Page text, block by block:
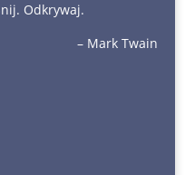
Odkrywaj.
– Mark Twain